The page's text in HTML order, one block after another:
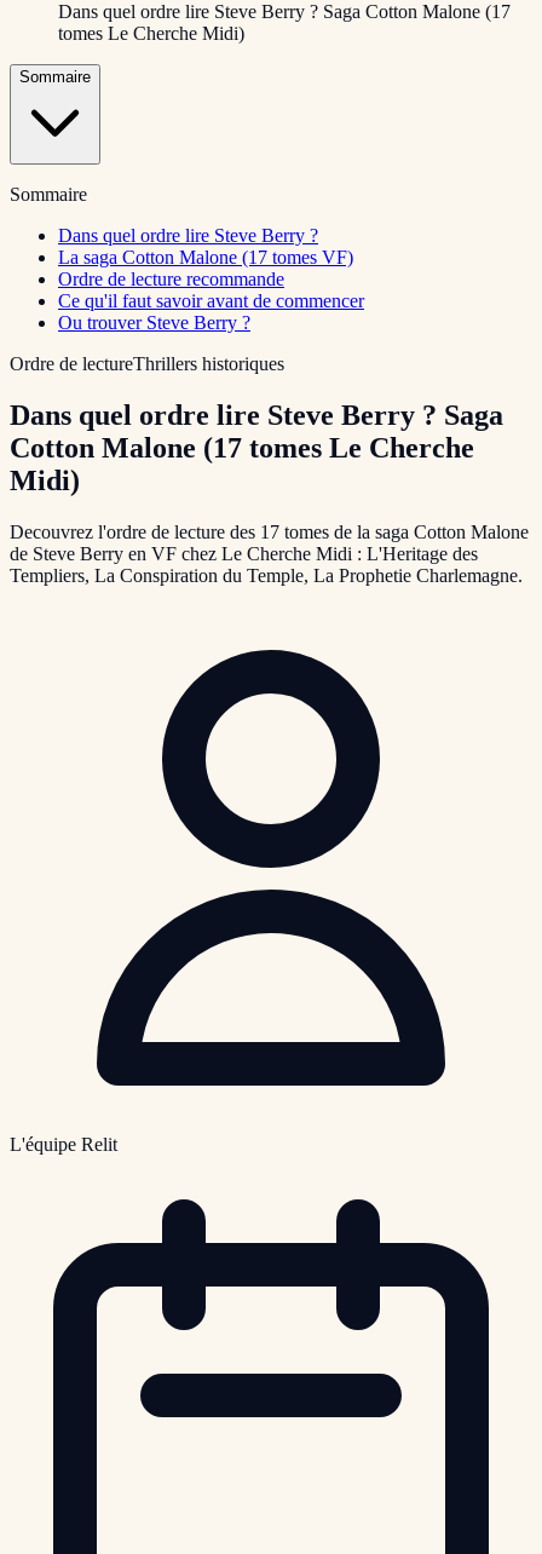
Dans quel ordre lire Steve Berry ? Saga Cotton Malone (17
tomes Le Cherche Midi)
Sommaire
Sommaire
Dans quel ordre lire Steve Berry ?
La saga Cotton Malone (17 tomes VF)
Ordre de lecture recommande
Ce qu'il faut savoir avant de commencer
Ou trouver Steve Berry ?
Ordre de lectureThrillers historiques
Dans quel ordre lire Steve Berry ? Saga
Cotton Malone (17 tomes Le Cherche
Midi)
Decouvrez l'ordre de lecture des 17 tomes de la saga Cotton Malone
de Steve Berry en VF chez Le Cherche Midi : L'Heritage des
Templiers, La Conspiration du Temple, La Prophetie Charlemagne.
L'équipe Relit